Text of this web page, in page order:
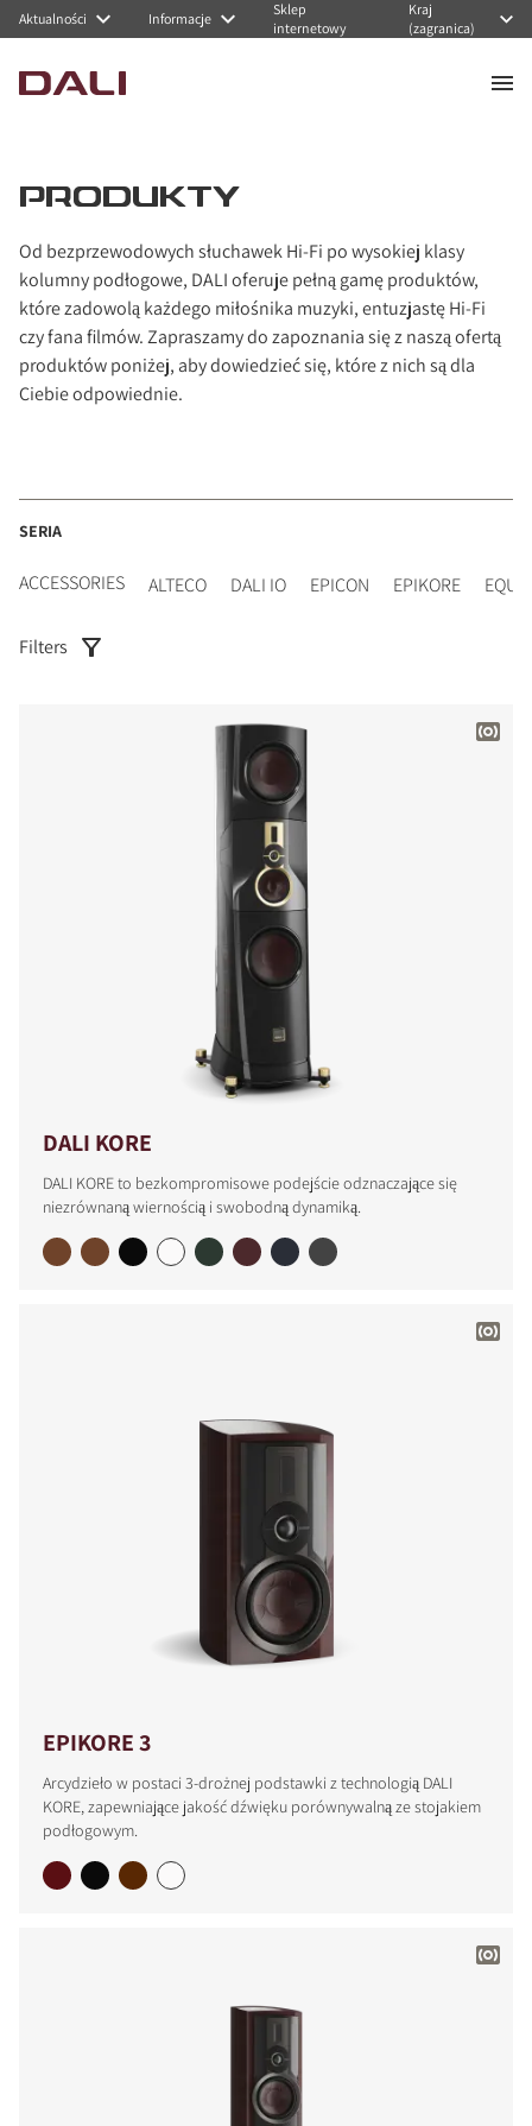
Aktualności Informacje
Sklep
internetowy
Kraj
(zagranica)
PRODUKTY
Od bezprzewodowych słuchawek Hi-Fi po wysokiej klasy
kolumny podłogowe, DALI oferuje pełną gamę produktów,
które zadowolą każdego miłośnika muzyki, entuzjastę Hi-Fi
czy fana filmów. Zapraszamy do zapoznania się z naszą ofertą
produktów poniżej, aby dowiedzieć się, które z nich są dla
Ciebie odpowiednie.
SERIA
ACCESSORIES ALTECO DALI IO EPICON EPIKORE EQUI
Filters
DALI KORE
DALI KORE to bezkompromisowe podejście odznaczające się
niezrównaną wiernością i swobodną dynamiką.
EPIKORE 3
Arcydzieło w postaci 3-drożnej podstawki z technologią DALI
KORE, zapewniające jakość dźwięku porównywalną ze stojakiem
podłogowym.
Navigated to PRODUKTY